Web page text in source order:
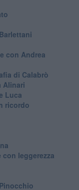
con Andrea
di Calabrò
Alinari
Luca
ricordo
leggerezza